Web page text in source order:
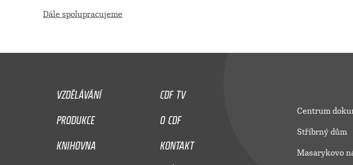
Dále spolupracujeme
VZDĚLÁVÁNÍ
CDF TV
PRODUKCE
O CDF
KNIHOVNA
KONTAKT
Centrum
Stříbrný dům
Masarykovo